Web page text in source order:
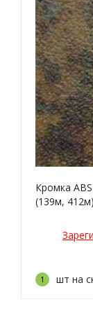
Кромка
(139м, 412м)
1 шт на